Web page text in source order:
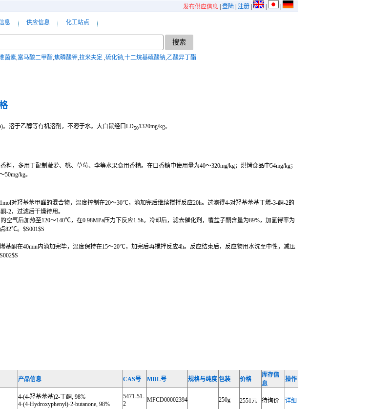
发布供应信息 登陆 注册
息 供应信息 化工站点
菌素 富马酸二甲酯 焦磷酸钾 拉米夫定 硫化钠 十二烷基硫酸钠 乙酸异丁酯
溶于乙醇等有机溶剂，不溶于水。大白鼠经口LD501320mg/kg。
，多用于配制菠萝、桃、草莓、李等水果食用香精。在口香糖中使用量为40～320mg/kg；烘烤食品中54mg/kg；
kg。
对羟基苯甲醛的混合物，温度控制在20～30℃，滴加完后继续搅拌反应20h。过滤得4-对羟基苯基丁烯-3-酮-2的
-2，过滤后干燥待用。
空气后加热至120～140℃，在0.98MPa压力下反应1.5h。冷却后，滤去催化剂，覆盆子酮含量为89%，加氢得率为
82℃。$S001$S
基酮在40min内滴加完毕，温度保持在15～20℃，加完后再搅拌反应4h。反应结束后，反应物用水洗至中性，减压
产品信息 CAS号 MDL号 规格与纯度 包装 价格
库存信
息
操作
4-(4-羟基苯基)2-丁酮, 98%
4-(4-Hydroxyphenyl)-2-butanone, 98%
5471-51-
2
MFCD00002394 250g 2551元 待询价 详细